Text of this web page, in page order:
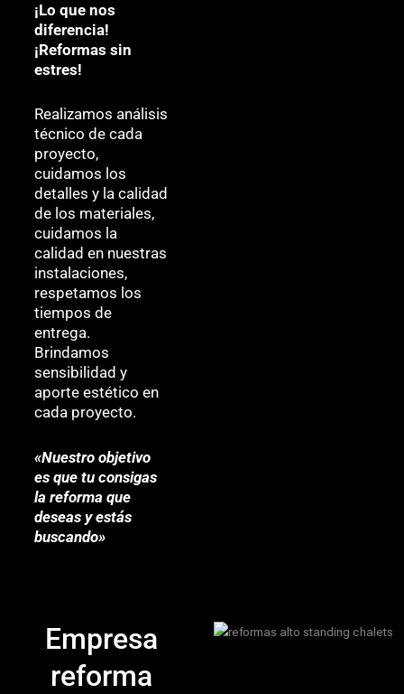
¡Lo que nos
diferencia!
¡Reformas sin
estres!
Realizamos análisis
técnico de cada
proyecto,
cuidamos los
detalles y la calidad
de los materiales,
cuidamos la
calidad en nuestras
instalaciones,
respetamos los
tiempos de
entrega.
Brindamos
sensibilidad y
aporte estético en
cada proyecto.
«Nuestro objetivo
es que tu consigas
la reforma que
deseas y estás
buscando»
Empresa
reforma